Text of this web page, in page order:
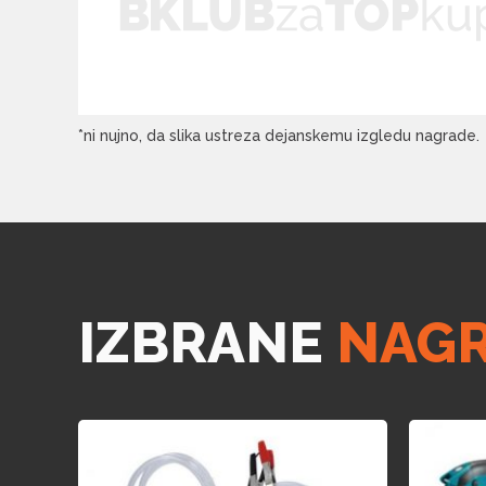
*ni nujno, da slika ustreza dejanskemu izgledu nagrade.
IZBRANE